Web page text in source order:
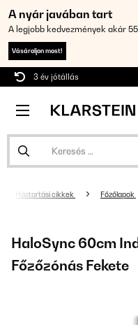
A nyár javában tart
A legjobb kedvezmények akár
Vásároljon most!
3 év jótállás
Háztartási cikkek Főzőlapok
HaloSync 60cm
Főzőzónás Fekete